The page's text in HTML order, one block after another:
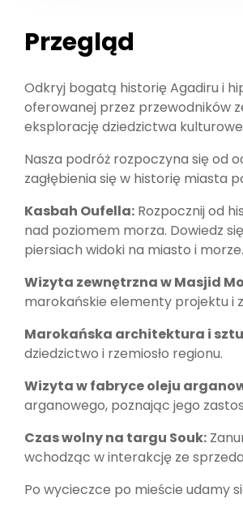
Przegląd
Odkryj bogatą historię Agadiru i
oferowanej przez przewodników
eksplorację dziedzictwa
Nasza podróż rozpoczyna się od
zagłębienia się w historię miasta
Kasbah Oufella: Rozpocznij od
nad poziomem morza. Dowiedz
piersiach widoki na miasto i morze.
Wizyta zewnętrzna w Masjid
marokańskie elementy projektu i
Marokańska architektura i
dziedzictwo i rzemiosło regionu.
Wizyta w fabryce oleju
arganowego, poznając jego
Czas wolny na targu Souk:
wchodząc w interakcję ze
Po wycieczce po mieście udamy